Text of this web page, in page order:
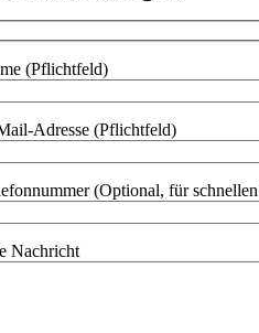
(Pflichtfeld)
Adresse (Pflichtfeld)
(Optional, für
Nachricht